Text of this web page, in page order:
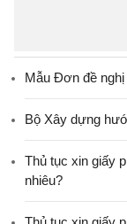
Mẫu Đơn đề
Bộ Xây dựng
Thủ tục xin giấy
nhiêu?